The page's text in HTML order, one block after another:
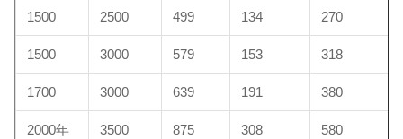
1500 2500 499 134 270
1500 3000 579 153 318
1700 3000 639 191 380
2000年 3500 875 308 580